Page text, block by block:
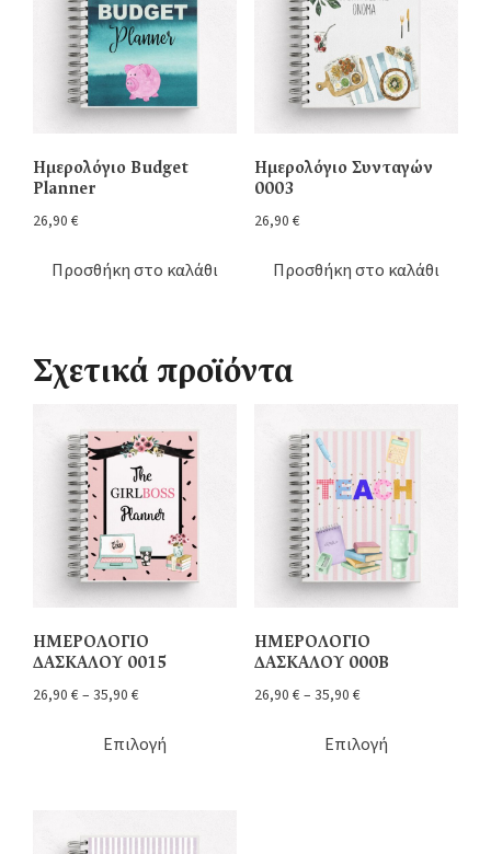
Ημερολόγιο Budget
Planner
26,90 €
Προσθήκη στο καλάθι
Ημερολόγιο Συνταγών
0003
26,90 €
Προσθήκη στο καλάθι
Σχετικά προϊόντα
ΗΜΕΡΟΛΟΓΙΟ
ΔΑΣΚΑΛΟΥ 0015
26,90 € – 35,90 €
Επιλογή
ΗΜΕΡΟΛΟΓΙΟ
ΔΑΣΚΑΛΟΥ 000Β
26,90 € – 35,90 €
Επιλογή